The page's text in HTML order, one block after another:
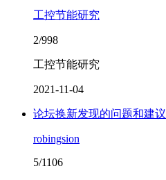
工控节能研究
2/998
工控节能研究
2021-11-04
论坛换新发现的问题和建议
robingsion
5/1106